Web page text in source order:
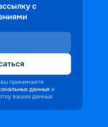
с
принимаете
данных и
ваших данных